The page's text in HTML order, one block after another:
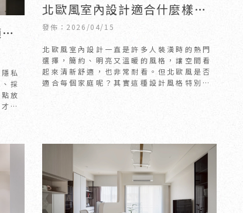
私
採
放
是
北歐風室內設計適合什麼樣的
家庭？｜新竹室內設計｜竹北
室內設計
發佈：2026/04/15
北歐風室內設計一直是許多人裝潢時的熱門
選擇，簡約、明亮又溫暖的風格，讓空間看
起來清新舒適，也非常耐看。但北歐風是否
適合每個家庭呢？其實這種設計風格特別適